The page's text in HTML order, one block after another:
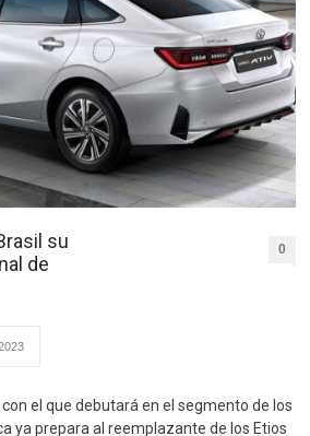
su
de
0
el que debutará en el segmento de los
ya prepara al reemplazante de los Etios